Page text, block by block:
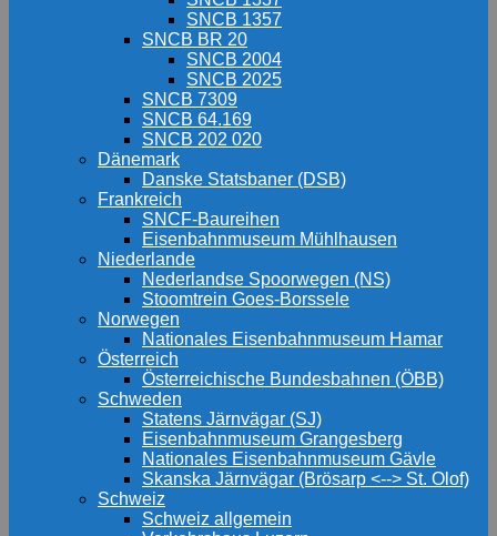
SNCB 1357
SNCB BR 20
SNCB 2004
SNCB 2025
SNCB 7309
SNCB 64.169
SNCB 202 020
Dänemark
Danske Statsbaner (DSB)
Frankreich
SNCF-Baureihen
Eisenbahnmuseum Mühlhausen
Niederlande
Nederlandse Spoorwegen (NS)
Stoomtrein Goes-Borssele
Norwegen
Nationales Eisenbahnmuseum Hamar
Österreich
Österreichische Bundesbahnen (ÖBB)
Schweden
Statens Järnvägar (SJ)
Eisenbahnmuseum Grangesberg
Nationales Eisenbahnmuseum Gävle
Skanska Järnvägar (Brösarp <--> St. Olof)
Schweiz
Schweiz allgemein